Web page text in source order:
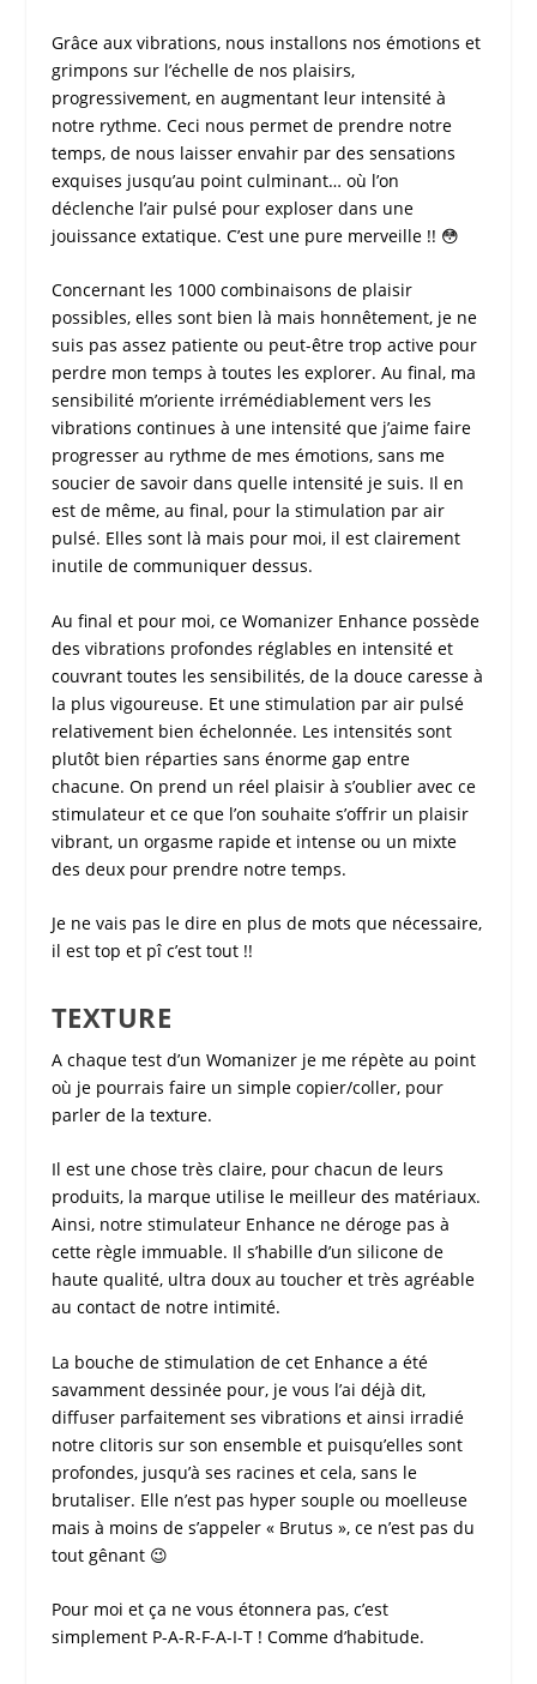
Grâce aux vibrations, nous installons nos émotions et
grimpons sur l’échelle de nos plaisirs,
progressivement, en augmentant leur intensité à
notre rythme. Ceci nous permet de prendre notre
temps, de nous laisser envahir par des sensations
exquises jusqu’au point culminant… où l’on
déclenche l’air pulsé pour exploser dans une
jouissance extatique. C’est une pure merveille !! 😳
Concernant les 1000 combinaisons de plaisir
possibles, elles sont bien là mais honnêtement, je ne
suis pas assez patiente ou peut-être trop active pour
perdre mon temps à toutes les explorer. Au final, ma
sensibilité m’oriente irrémédiablement vers les
vibrations continues à une intensité que j’aime faire
progresser au rythme de mes émotions, sans me
soucier de savoir dans quelle intensité je suis. Il en
est de même, au final, pour la stimulation par air
pulsé. Elles sont là mais pour moi, il est clairement
inutile de communiquer dessus.
Au final et pour moi, ce Womanizer Enhancepossède
des vibrations profondes réglables en intensité et
couvrant toutes les sensibilités, de la douce caresse à
la plus vigoureuse. Et une stimulation par air pulsé
relativement bien échelonnée. Les intensités sont
plutôt bien réparties sans énorme gap entre
chacune. On prend un réel plaisir à s’oublier avec ce
stimulateur et ce que l’on souhaite s’offrir un plaisir
vibrant, un orgasme rapide et intense ou un mixte
des deux pour prendre notre temps.
Je ne vais pas le dire en plus de mots que nécessaire,
il est top et pî c’est tout !!
TEXTURE
A chaque testd’un Womanizerje me répète au point
où je pourrais faire un simple copier/coller, pour
parler de la texture.
Il est une chose très claire, pour chacun de leurs
produits, la marque utilise le meilleur des matériaux.
Ainsi, notre stimulateur Enhancene déroge pas à
cette règle immuable. Il s’habille d’un silicone de
haute qualité, ultra doux au toucher et très agréable
au contact de notre intimité.
La bouche de stimulation de cet Enhancea été
savamment dessinée pour, je vous l’ai déjà dit,
diffuser parfaitement ses vibrations et ainsi irradié
notre clitoris sur son ensemble et puisqu’elles sont
profondes, jusqu’à ses racines et cela, sans le
brutaliser. Elle n’est pas hyper souple ou moelleuse
mais à moins de s’appeler « Brutus », ce n’est pas du
tout gênant 😉
Pour moi et ça ne vous étonnera pas, c’est
simplement P-A-R-F-A-I-T ! Comme d’habitude.